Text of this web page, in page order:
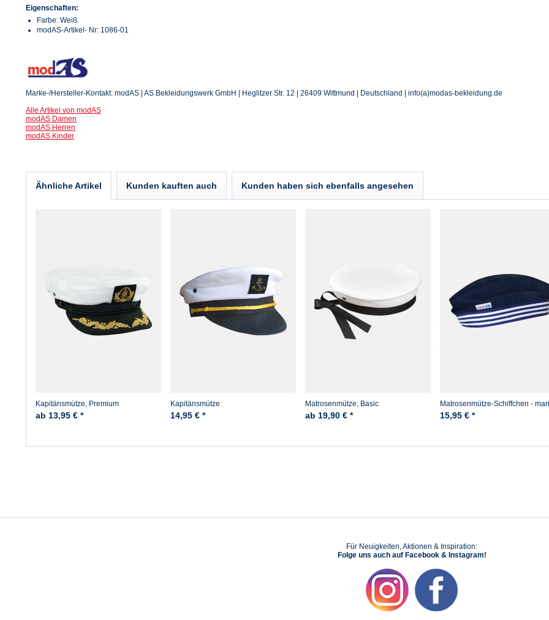
Eigenschaften:
Farbe: Weiß
modAS-Artikel- Nr: 1086-01
Marke-/Hersteller-Kontakt: modAS | AS Bekleidungswerk GmbH | Heglitzer Str. 12 | 26409 Wittmund | Deutschland | info(a)modas-bekleidung.de
Alle Artikel von modAS
modAS Damen
modAS Herren
modAS Kinder
Ähnliche Artikel Kunden kauften auch Kunden haben sich ebenfalls angesehen
Kapitänsmütze, Premium
ab 13,95 € *
Kapitänsmütze
14,95 € *
Matrosenmütze, Basic
ab 19,90 € *
Matrosenmütze-Schiffchen -
15,95 € *
Für Neuigkeiten, Aktionen & Inspiration:
Folge uns auch auf Facebook & Instagram!